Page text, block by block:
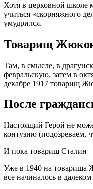
Хотя в церковной школе
учиться «скорняжного
умудрился.
Товарищ Жюков
Там, в смысле, в
февральскую, затем в
декабре 1917 товарищ
После
Настоящий Герой не
контузию (подозреваем,
И пока товарищ Сталин
Уже в 1940 на товарища
все начиналось в далеком